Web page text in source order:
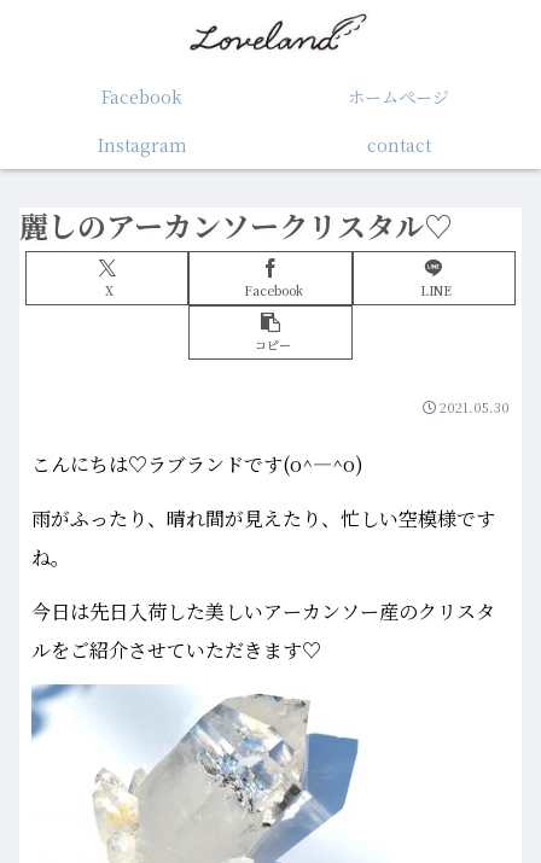
Facebook
ホームぺージ
Instagram
contact
麗しのアーカンソークリスタル♡
X Facebook LINE
コピー
2021.05.30
こんにちは♡ラブランドです(o^―^o)
雨がふったり、晴れ間が見えたり、忙しい空模様です
ね。
今日は先日入荷した美しいアーカンソー産のクリスタ
ルをご紹介させていただきます♡